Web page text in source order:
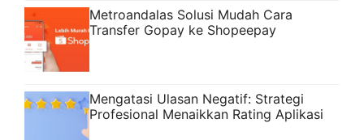
Metroandalas Solusi Mudah Cara
Transfer Gopay ke Shopeepay
Mengatasi Ulasan Negatif: Strategi
Profesional Menaikkan Rating Aplikasi